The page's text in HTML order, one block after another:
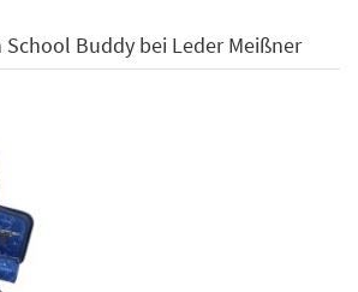
School Buddy bei Leder Meißner